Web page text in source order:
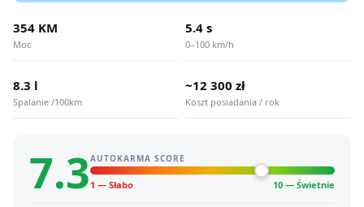
354 KM
Moc
5.4 s
0–100 km/h
8.3 l
Spalanie /100km
~12 300 zł
Koszt posiadania / rok
7.3AUTOKARMA SCORE
1 — Słabo 10 — Świetnie